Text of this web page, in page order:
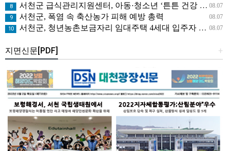
08.07
8 서천군 급식관리지원센터, 아동·청소년 ‘튼튼 건강 교실’ 운영
08.07
9 서천군, 폭염 속 축산농가 피해 예방 총력
08.07
10 서천군, 청년농촌보금자리 임대주택 4세대 입주자 모집
+
지면신문[PDF]